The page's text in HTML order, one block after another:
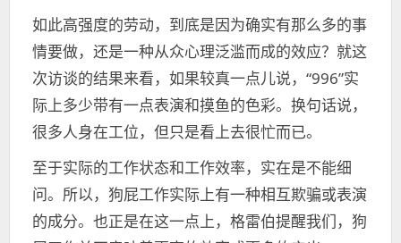
如此高强度的劳动，到底是因为确实有那么多的事
情要做，还是一种从众心理泛滥而成的效应？就这
次访谈的结果来看，如果较真一点儿说，“996”实
际上多少带有一点表演和摸鱼的色彩。换句话说，
很多人身在工位，但只是看上去很忙而已。
至于实际的工作状态和工作效率，实在是不能细
问。所以，狗屁工作实际上有一种相互欺骗或表演
的成分。也正是在这一点上，格雷伯提醒我们，狗